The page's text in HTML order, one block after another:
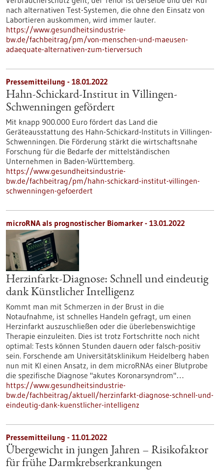
nach alternativen Test-Systemen, die ohne den Einsatz von
Labortieren auskommen, wird immer lauter.
https://www.gesundheitsindustrie-
bw.de/fachbeitrag/pm/von-menschen-und-maeusen-
adaequate-alternativen-zum-tierversuch
Pressemitteilung - 18.01.2022
Hahn-Schickard-Institut in Villingen-
Schwenningen gefördert
Mit knapp 900.000 Euro fördert das Land die
Geräteausstattung des Hahn-Schickard-Instituts in Villingen-
Schwenningen. Die Förderung stärkt die wirtschaftsnahe
Forschung für die Bedarfe der mittelständischen
Unternehmen in Baden-Württemberg.
https://www.gesundheitsindustrie-
bw.de/fachbeitrag/pm/hahn-schickard-institut-villingen-
schwenningen-gefoerdert
microRNA als prognostischer Biomarker - 13.01.2022
Herzinfarkt-Diagnose: Schnell und eindeutig
dank Künstlicher Intelligenz
Kommt man mit Schmerzen in der Brust in die
Notaufnahme, ist schnelles Handeln gefragt, um einen
Herzinfarkt auszuschließen oder die überlebenswichtige
Therapie einzuleiten. Dies ist trotz Fortschritte noch nicht
optimal: Tests können Stunden dauern oder falsch-positiv
sein. Forschende am Universitätsklinikum Heidelberg haben
nun mit KI einen Ansatz, in dem microRNAs einer Blutprobe
die spezifische Diagnose "akutes Koronarsyndrom"…
https://www.gesundheitsindustrie-
bw.de/fachbeitrag/aktuell/herzinfarkt-diagnose-schnell-und-
eindeutig-dank-kuenstlicher-intelligenz
Pressemitteilung - 11.01.2022
Übergewicht in jungen Jahren – Risikofaktor
für frühe Darmkrebserkrankungen